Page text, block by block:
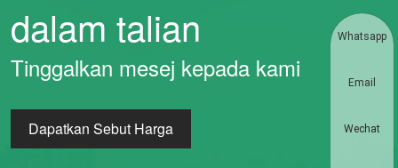
dalam talian
Tinggalkan mesej kepada kami
Dapatkan Sebut Harga
Whatsapp
Email
Wechat